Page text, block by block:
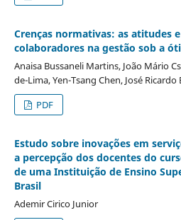
Crenças normativas: as atitudes
colaboradores na gestão sob a
Anaisa Bussaneli Martins, João Mário
de-Lima, Yen-Tsang Chen, José
PDF
Estudo sobre inovações em
a percepção dos docentes do
de uma Instituição de Ensino
Brasil
Ademir Cirico Junior